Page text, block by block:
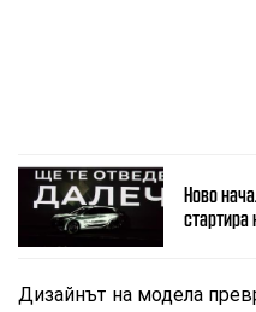
Ново
стартира
Дизайнът на модела